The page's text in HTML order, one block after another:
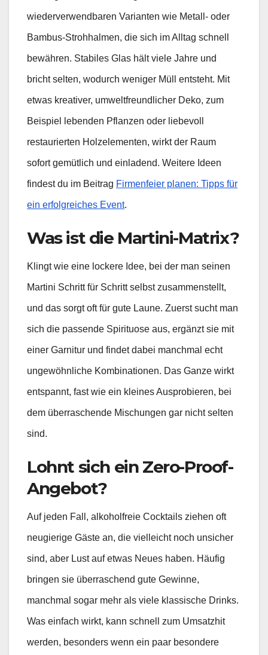
wiederverwendbaren Varianten wie Metall- oder
Bambus-Strohhalmen, die sich im Alltag schnell
bewähren. Stabiles Glas hält viele Jahre und
bricht selten, wodurch weniger Müll entsteht. Mit
etwas kreativer, umweltfreundlicher Deko, zum
Beispiel lebenden Pflanzen oder liebevoll
restaurierten Holzelementen, wirkt der Raum
sofort gemütlich und einladend. Weitere Ideen
findest du im Beitrag Firmenfeier planen: Tipps für
ein erfolgreiches Event.
Was ist die Martini-Matrix?
Klingt wie eine lockere Idee, bei der man seinen
Martini Schritt für Schritt selbst zusammenstellt,
und das sorgt oft für gute Laune. Zuerst sucht man
sich die passende Spirituose aus, ergänzt sie mit
einer Garnitur und findet dabei manchmal echt
ungewöhnliche Kombinationen. Das Ganze wirkt
entspannt, fast wie ein kleines Ausprobieren, bei
dem überraschende Mischungen gar nicht selten
sind.
Lohnt sich ein Zero-Proof-
Angebot?
Auf jeden Fall, alkoholfreie Cocktails ziehen oft
neugierige Gäste an, die vielleicht noch unsicher
sind, aber Lust auf etwas Neues haben. Häufig
bringen sie überraschend gute Gewinne,
manchmal sogar mehr als viele klassische Drinks.
Was einfach wirkt, kann schnell zum Umsatzhit
werden, besonders wenn ein paar besondere